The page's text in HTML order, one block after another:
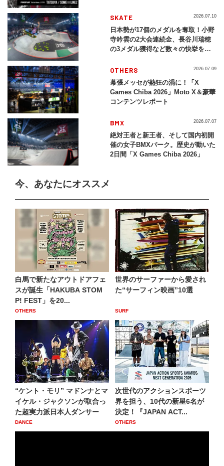
SKATE
日本勢が17個のメダルを奪取！小野
寺吟雲の2大会連続金、長谷川瑞穂
の3メダル獲得など数々の快挙をプ
2026」
2026.07.10
OTHERS
幕張メッセが熱狂の渦に！「X
Games Chiba 2026」Moto X＆豪華
コンテンツレポート
2026.07.09
BMX
絶対王者と新王者、そして国内初開
催の女子BMXパーク。歴史が動いた
2日間「X Games Chiba 2026」
2026.07.07
今、あなたにオススメ
白馬で新たなアウトドアフェ
スが誕生「HAKUBA STOM
P! FEST」を20...
OTHERS
世界のサーファーから愛され
た“サーフィン映画”10選
SURF
“ケント・モリ” マドンナとマ
イケル・ジャクソンが取合っ
た超実力派日本人ダンサー
DANCE
次世代のアクションスポーツ
界を担う、10代の新星6名が
決定！『JAPAN ACT...
OTHERS